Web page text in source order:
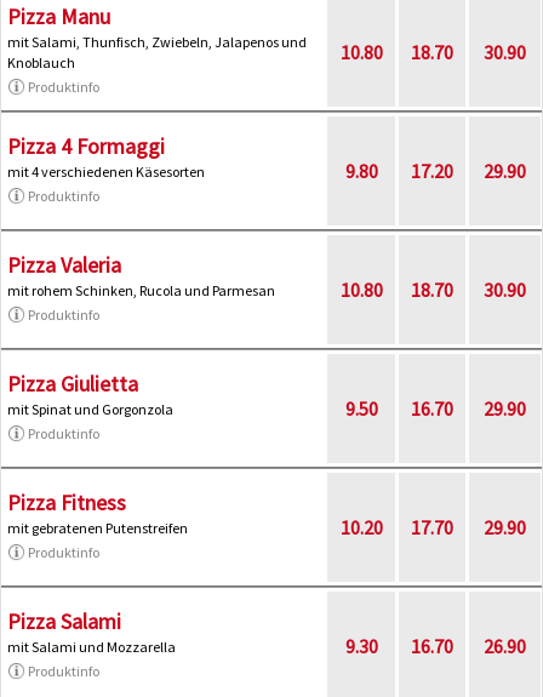
Pizza Manu
mit Salami, Thunfisch, Zwiebeln, Jalapenos und
Knoblauch
Produktinfo
10.80 18.70 30.90
Pizza 4 Formaggi
mit 4 verschiedenen Käsesorten
Produktinfo
9.80 17.20 29.90
Pizza Valeria
mit rohem Schinken, Rucola und Parmesan
Produktinfo
10.80 18.70 30.90
Pizza Giulietta
mit Spinat und Gorgonzola
Produktinfo
9.50 16.70 29.90
Pizza Fitness
mit gebratenen Putenstreifen
Produktinfo
10.20 17.70 29.90
Pizza Salami
mit Salami und Mozzarella
Produktinfo
9.30 16.70 26.90